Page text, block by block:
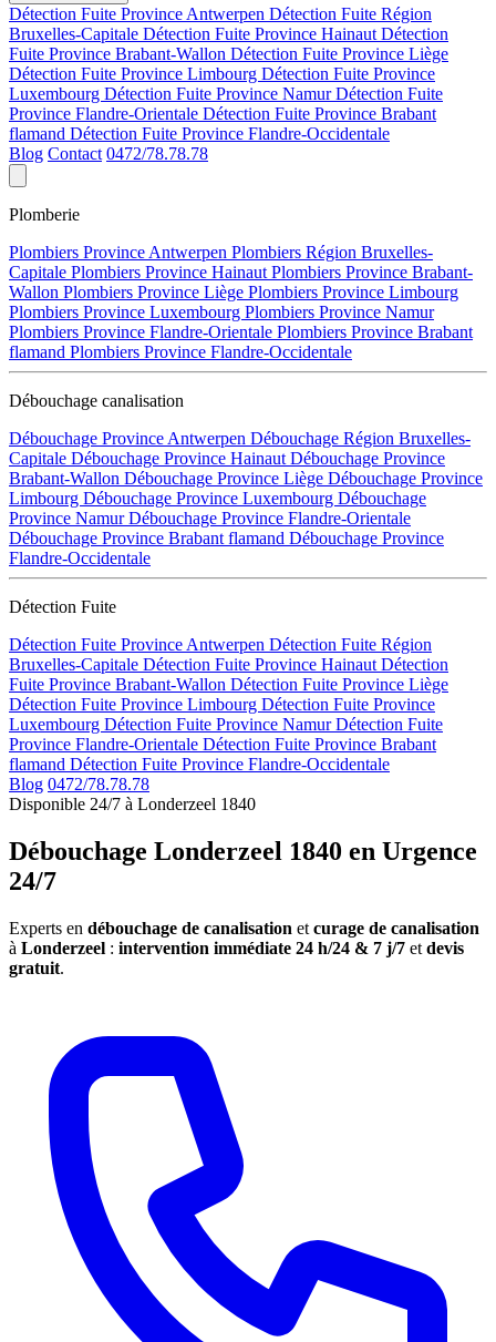
Détection Fuite Province Antwerpen Détection Fuite Région
Bruxelles-Capitale Détection Fuite Province Hainaut Détection
Fuite Province Brabant-Wallon Détection Fuite Province Liège
Détection Fuite Province Limbourg Détection Fuite Province
Luxembourg Détection Fuite Province NamurDétection Fuite
Province Flandre-Orientale Détection Fuite Province Brabant
flamand Détection Fuite Province Flandre-Occidentale
Blog Contact 0472/78.78.78
Plomberie
Plombiers Province Antwerpen Plombiers Région Bruxelles-
Capitale Plombiers Province Hainaut Plombiers Province Brabant-
Wallon Plombiers Province Liège Plombiers Province Limbourg
Plombiers Province Luxembourg Plombiers Province Namur
Plombiers Province Flandre-Orientale Plombiers Province Brabant
flamand Plombiers Province Flandre-Occidentale
Débouchage canalisation
Débouchage Province Antwerpen Débouchage Région Bruxelles-
Capitale Débouchage Province Hainaut Débouchage Province
Brabant-Wallon Débouchage Province Liège Débouchage Province
Limbourg Débouchage Province Luxembourg Débouchage
Province NamurDébouchage Province Flandre-Orientale
Débouchage Province Brabant flamand Débouchage Province
Flandre-Occidentale
Détection Fuite
Détection Fuite Province Antwerpen Détection Fuite Région
Bruxelles-Capitale Détection Fuite Province Hainaut Détection
Fuite Province Brabant-Wallon Détection Fuite Province Liège
Détection Fuite Province Limbourg Détection Fuite Province
Luxembourg Détection Fuite Province NamurDétection Fuite
Province Flandre-Orientale Détection Fuite Province Brabant
flamand Détection Fuite Province Flandre-Occidentale
Blog 0472/78.78.78
Disponible 24/7 à Londerzeel 1840
Débouchage Londerzeel 1840 en Urgence
24/7
Experts en débouchage de canalisation et curage de canalisation
à Londerzeel : intervention immédiate 24 h/24 & 7 j/7 et devis
gratuit.